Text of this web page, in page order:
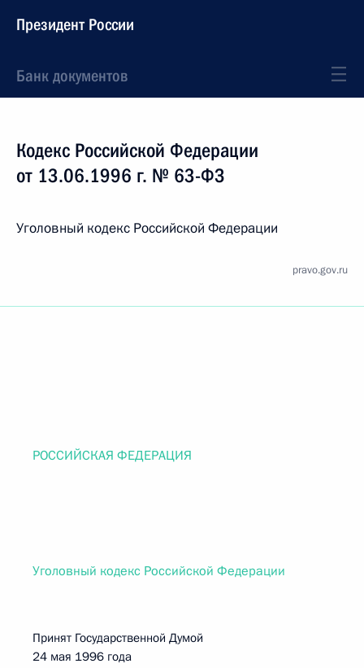
Президент России
Банк документов
Кодекс Российской Федерации
от 13.06.1996 г. № 63-ФЗ
Уголовный кодекс Российской Федерации
pravo.gov.ru
РОССИЙСКАЯ ФЕДЕРАЦИЯ
Уголовный кодекс Российской Федерации
Принят Государственной Думой
24 мая 1996 года